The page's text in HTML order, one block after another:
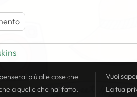
più alle cose che
a quelle che hai fatto.
Vuoi
La tua